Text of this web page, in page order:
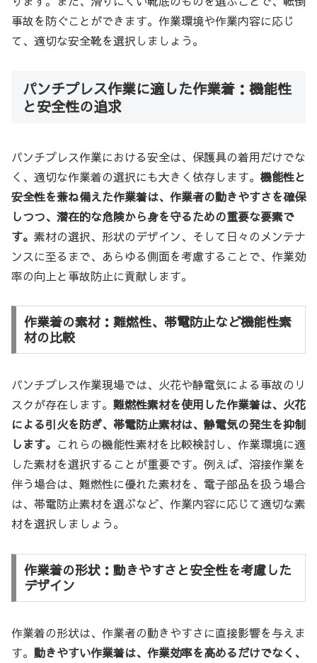
事故を防ぐことができます。作業環境や作業内容に応じ
て、適切な安全靴を選択しましょう。
パンチプレス作業に適した作業着：機能性
と安全性の追求
パンチプレス作業における安全は、保護具の着用だけでな
く、適切な作業着の選択にも大きく依存します。 機能性と
安全性を兼ね備えた作業着は、作業者の動きやすさを確保
しつつ、潜在的な危険から身を守るための重要な要素で
す。 素材の選択、形状のデザイン、そして日々のメンテナ
ンスに至るまで、あらゆる側面を考慮することで、作業効
率の向上と事故防止に貢献します。
作業着の素材：難燃性、帯電防止など機能性素
材の比較
パンチプレス作業現場では、火花や静電気による事故のリ
スクが存在します。 難燃性素材を使用した作業着は、火花
による引火を防ぎ、帯電防止素材は、静電気の発生を抑制
します。 これらの機能性素材を比較検討し、作業環境に適
した素材を選択することが重要です。例えば、溶接作業を
伴う場合は、難燃性に優れた素材を、電子部品を扱う場合
は、帯電防止素材を選ぶなど、作業内容に応じて適切な素
材を選択しましょう。
作業着の形状：動きやすさと安全性を考慮した
デザイン
作業着の形状は、作業者の動きやすさに直接影響を与えま
す。 動きやすい作業着は、作業効率を高めるだけでなく、